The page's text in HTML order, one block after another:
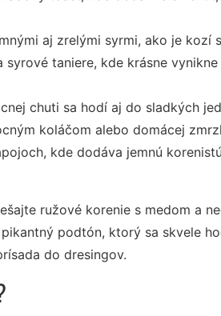
aj zrelými syrmi, ako je kozí
taniere, kde krásne
chuti sa hodí aj do sladkých
koláčom alebo domácej
kde dodáva jemnú
ružové korenie s medom a
podtón, ktorý sa skvele
do dresingov.